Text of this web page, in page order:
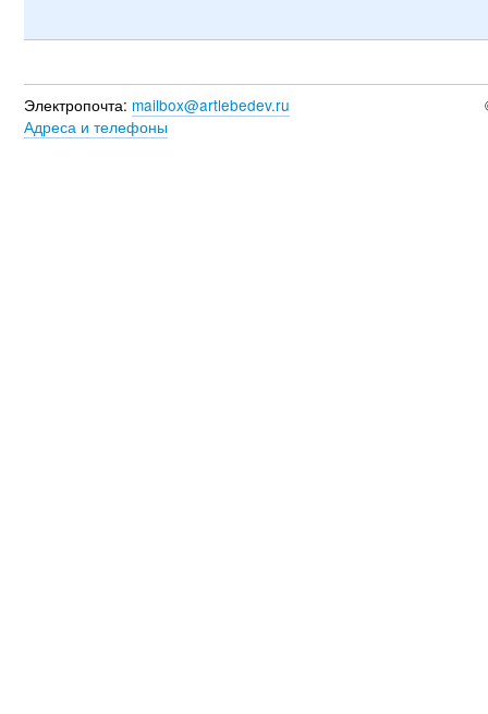
Электропочта: mailbox@artlebedev.ru
Адреса и телефоны